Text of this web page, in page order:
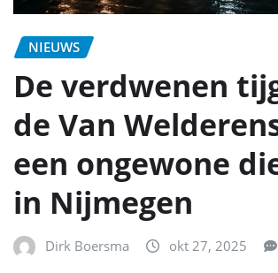
NIEUWS
De verdwenen
de Van
een ongewone
in Nijmegen
Dirk Boersma okt 27, 2025